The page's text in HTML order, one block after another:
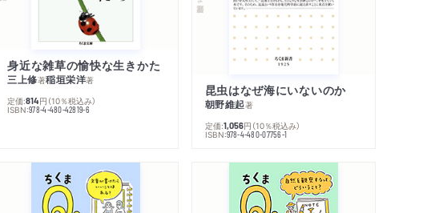
身近な雑草の愉快な生きかた
三上修著稲垣栄洋著
定価:814円 （10％税込み）
ISBN:978-4-480-42819-6
昆虫はなぜ海にいないのか
朝野維起著
定価:1,056円 （10％税込み）
ISBN:978-4-480-07756-1